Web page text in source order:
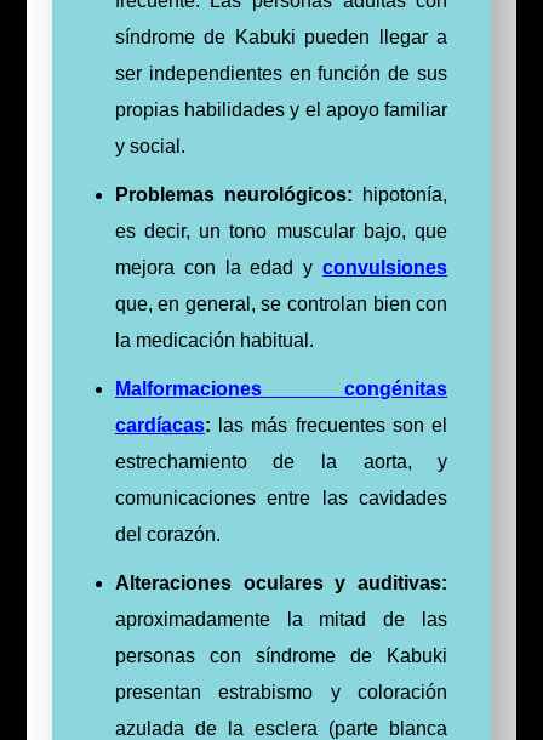
síndrome de Kabuki pueden llegar a
ser independientes en función de sus
propias habilidades y el apoyo familiar
y social.
Problemas neurológicos:
hipotonía,
es decir, un tono muscular bajo, que
mejora con la edad yconvulsiones
que, en general, se controlan bien con
la medicación habitual.
Malformaciones congénitas
cardíacas: las más frecuentes son el
estrechamiento de la aorta, y
comunicaciones entre las cavidades
del corazón.
Alteraciones oculares y auditivas:
aproximadamente la mitad de las
personas con síndrome de Kabuki
presentanestrabismo y coloración
azulada de la esclera (parte blanca